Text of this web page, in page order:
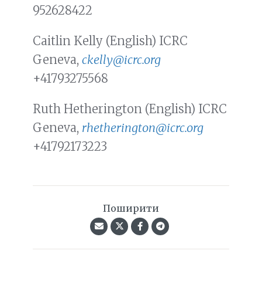
952628422
Caitlin Kelly (English) ICRC
Geneva, ckelly@icrc.org
+41793275568
Ruth Hetherington (English) ICRC
Geneva, rhetherington@icrc.org
+41792173223
Поширити